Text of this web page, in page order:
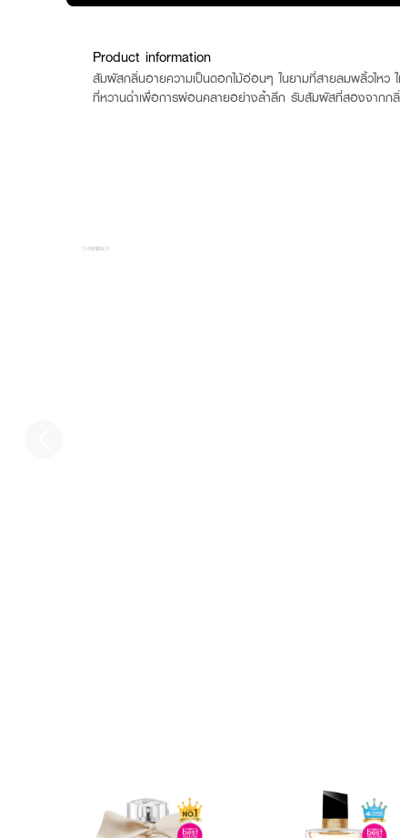
Product information
สัมผัสกลิ่นอายความเป็นดอกไม้อ่อนๆ ในยามที่สายลมพลิ้วไห
ที่หวานฉ่ำเพื่อการผ่อนคลายอย่างล้ำลึก รับสัมผัสที่สองจากก